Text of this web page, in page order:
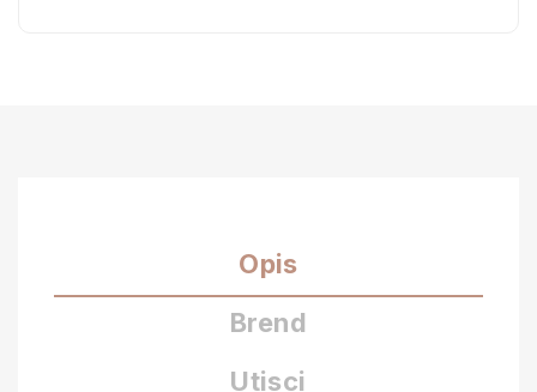
Opis
Brend
Utisci